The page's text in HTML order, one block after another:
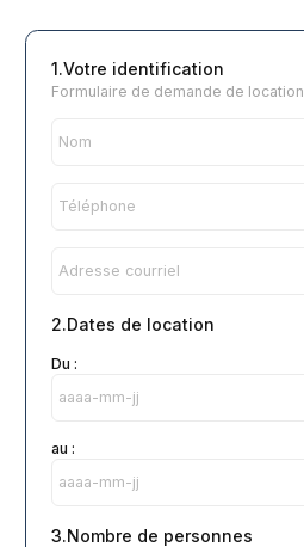
Formulaire de demande de
1.Votre identification
2.Dates de location
Du :
au :
3.Nombre de personnes